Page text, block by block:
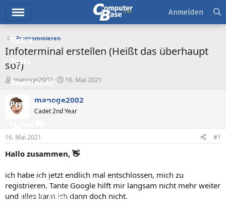
Ticker
Tests
Downloads
Preisvergleich
Forum
Aktuelles
Neue Beiträge
Neueste Aktivitäten
Anmelden
Programmieren
Infoterminal erstellen (Heißt das überhaupt
so?)
E
r
s
t
e
e
r
manoge2002
E
s
e
t
a
m
16. Mai 2021
manoge2002
Cadet 2nd Year
16. Mai 2021 #1
Hallo zusammen, 👋
ich habe ich jetzt endlich mal entschlossen, mich zu
registrieren. Tante Google hilft mir langsam nicht mehr weiter
und alles kann ich dann doch nicht.